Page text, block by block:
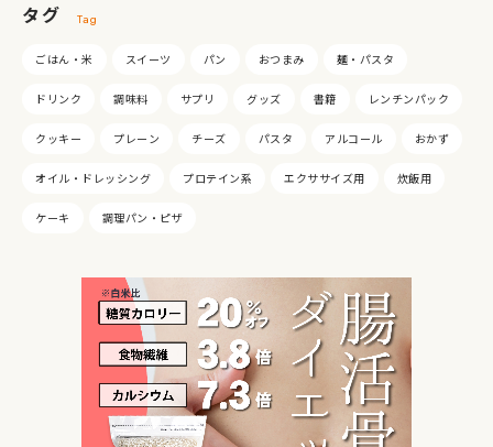
タグ Tag
ごはん・米 スイーツ パン おつまみ 麺・パスタ
ドリンク 調味料 サプリ グッズ 書籍 レンチンパック
クッキー プレーン チーズ パスタ アルコール おかず
オイル・ドレッシング プロテイン系 エクササイズ用 炊飯用
ケーキ 調理パン・ピザ